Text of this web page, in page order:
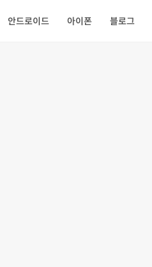
안드로이드 아이폰 블로그